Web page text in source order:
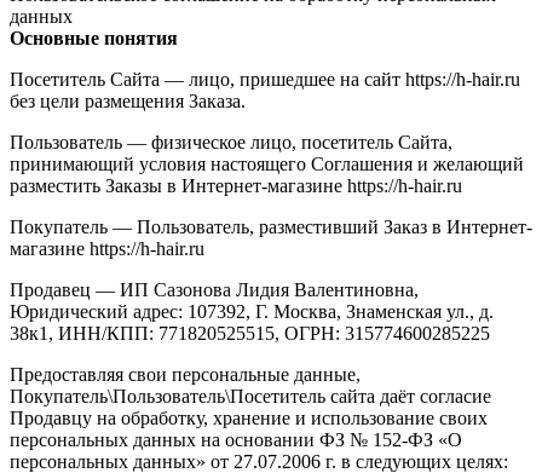
данных
Основные понятия
Посетитель Сайта — лицо, пришедшее на сайт https://h-hair.ru
без цели размещения Заказа.
Пользователь — физическое лицо, посетитель Сайта,
принимающий условия настоящего Соглашения и желающий
разместить Заказы в Интернет-магазине https://h-hair.ru
Покупатель — Пользователь, разместивший Заказ в Интернет-
магазине https://h-hair.ru
Продавец — ИП Сазонова Лидия Валентиновна,
Юридический адрес: 107392, Г. Москва, Знаменская ул., д.
38к1, ИНН/КПП: 771820525515, ОГРН: 315774600285225
Предоставляя свои персональные данные,
Покупатель\Пользователь\Посетитель сайта даёт согласие
Продавцу на обработку, хранение и использование своих
персональных данных на основании ФЗ № 152-ФЗ «О
персональных данных» от 27.07.2006 г. в следующих целях: